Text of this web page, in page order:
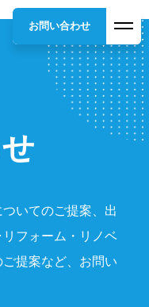
お問い合わせ
いてのご提案、出
フォーム・リノベ
提案など、お問い